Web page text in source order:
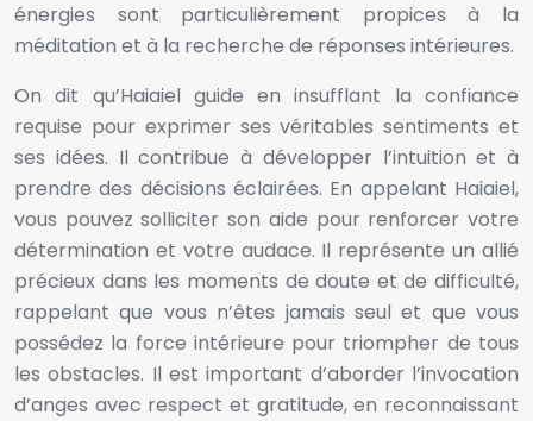
énergies sont particulièrement propices à la
méditation et à la recherche de réponses intérieures.
On dit qu’Haiaiel guide en insufflant la confiance
requise pour exprimer ses véritables sentiments et
ses idées. Il contribue à développer l’intuition et à
prendre des décisions éclairées. En appelant Haiaiel,
vous pouvez solliciter son aide pour renforcer votre
détermination et votre audace. Il représente un allié
précieux dans les moments de doute et de difficulté,
rappelant que vous n’êtes jamais seul et que vous
possédez la force intérieure pour triompher de tous
les obstacles. Il est important d’aborder l’invocation
d’anges avec respect et gratitude, en reconnaissant